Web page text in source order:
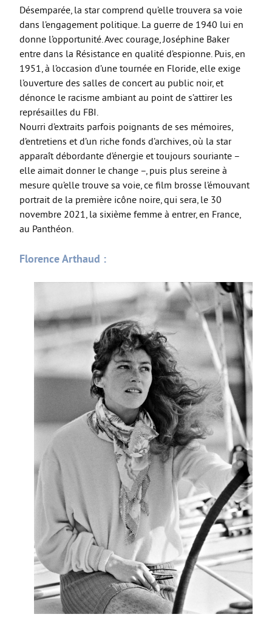
Désemparée, la star comprend qu’elle trouvera sa voie
dans l’engagement politique. La guerre de 1940 lui en
donne l’opportunité. Avec courage, Joséphine Baker
entre dans la Résistance en qualité d’espionne. Puis, en
1951, à l’occasion d’une tournée en Floride, elle exige
l’ouverture des salles de concert au public noir, et
dénonce le racisme ambiant au point de s’attirer les
représailles du FBI.
Nourri d’extraits parfois poignants de ses mémoires,
d’entretiens et d’un riche fonds d’archives, où la star
apparaît débordante d’énergie et toujours souriante –
elle aimait donner le change –, puis plus sereine à
mesure qu’elle trouve sa voie, ce film brosse l’émouvant
portrait de la première icône noire, qui sera, le 30
novembre 2021, la sixième femme à entrer, en France,
au Panthéon.
Florence Arthaud :